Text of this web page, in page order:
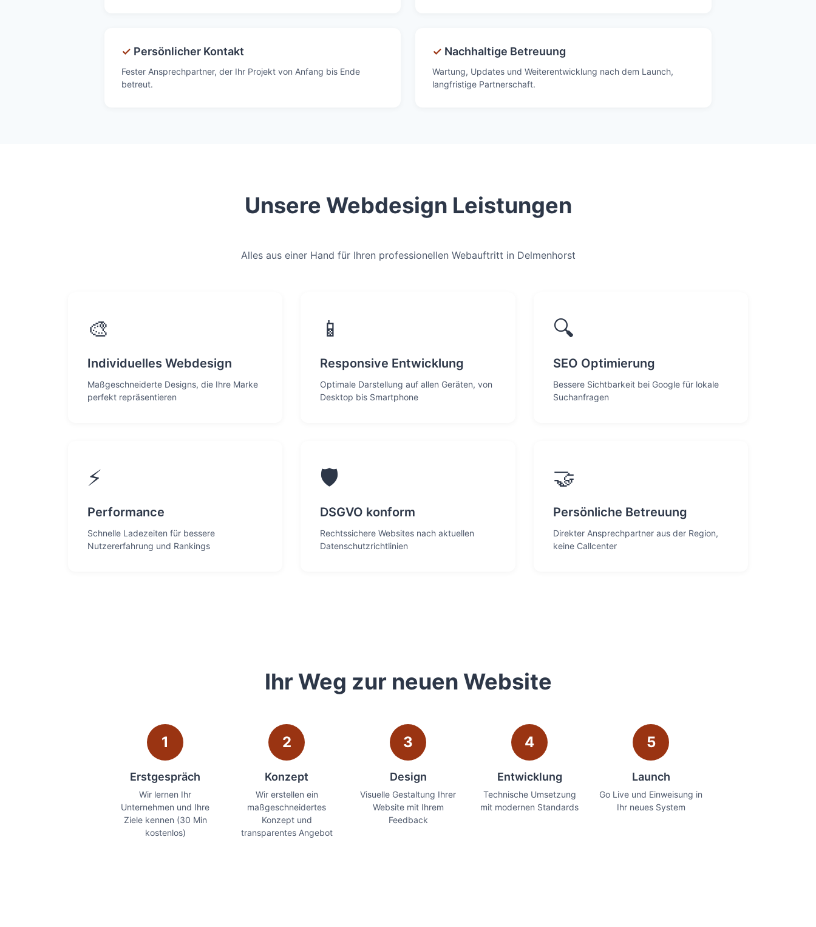
✓ Persönlicher Kontakt
Fester Ansprechpartner, der Ihr Projekt von Anfang bis Ende
betreut.
✓ Nachhaltige Betreuung
Wartung, Updates und Weiterentwicklung nach dem Launch,
langfristige Partnerschaft.
Unsere Webdesign Leistungen
Alles aus einer Hand für Ihren professionellen Webauftritt in Delmenhorst
🎨
Individuelles Webdesign
Maßgeschneiderte Designs, die Ihre Marke
perfekt repräsentieren
📱
Responsive Entwicklung
Optimale Darstellung auf allen Geräten, von
Desktop bis Smartphone
🔍
SEO Optimierung
Bessere Sichtbarkeit bei Google für lokale
Suchanfragen
⚡
Performance
Schnelle Ladezeiten für bessere
Nutzererfahrung und Rankings
🛡️
DSGVO konform
Rechtssichere Websites nach aktuellen
Datenschutzrichtlinien
🤝
Persönliche Betreuung
Direkter Ansprechpartner aus der Region,
keine Callcenter
Ihr Weg zur neuen Website
1
Erstgespräch
Wir lernen Ihr
Unternehmen und Ihre
Ziele kennen (30 Min
kostenlos)
2
Konzept
Wir erstellen ein
maßgeschneidertes
Konzept und
transparentes Angebot
3
Design
Visuelle Gestaltung Ihrer
Website mit Ihrem
Feedback
4
Entwicklung
Technische Umsetzung
mit modernen Standards
5
Launch
Go Live und Einweisung in
Ihr neues System